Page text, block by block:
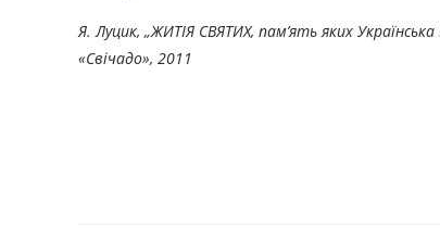
Я. Луцик, „ЖИТІЯ СВЯТИХ, пам’ять яких
«Свічадо», 201 1